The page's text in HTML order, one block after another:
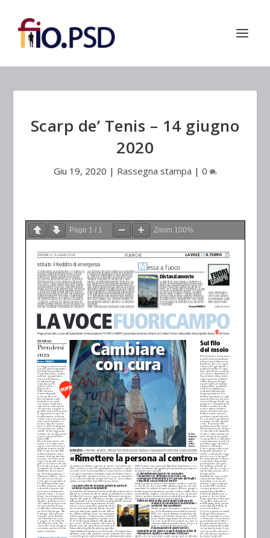
Scarp de’ Tenis – 14 giugno
2020
Giu 19, 2020 | Rassegna stampa | 0
Page 1 / 1 Zoom 100%